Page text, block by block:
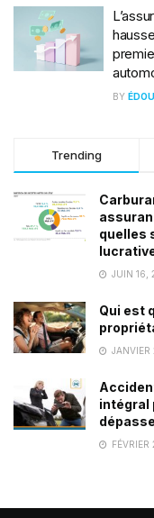
BY
Trending
quelles
JUIN 16,
Qui est
JANVIER
intégral